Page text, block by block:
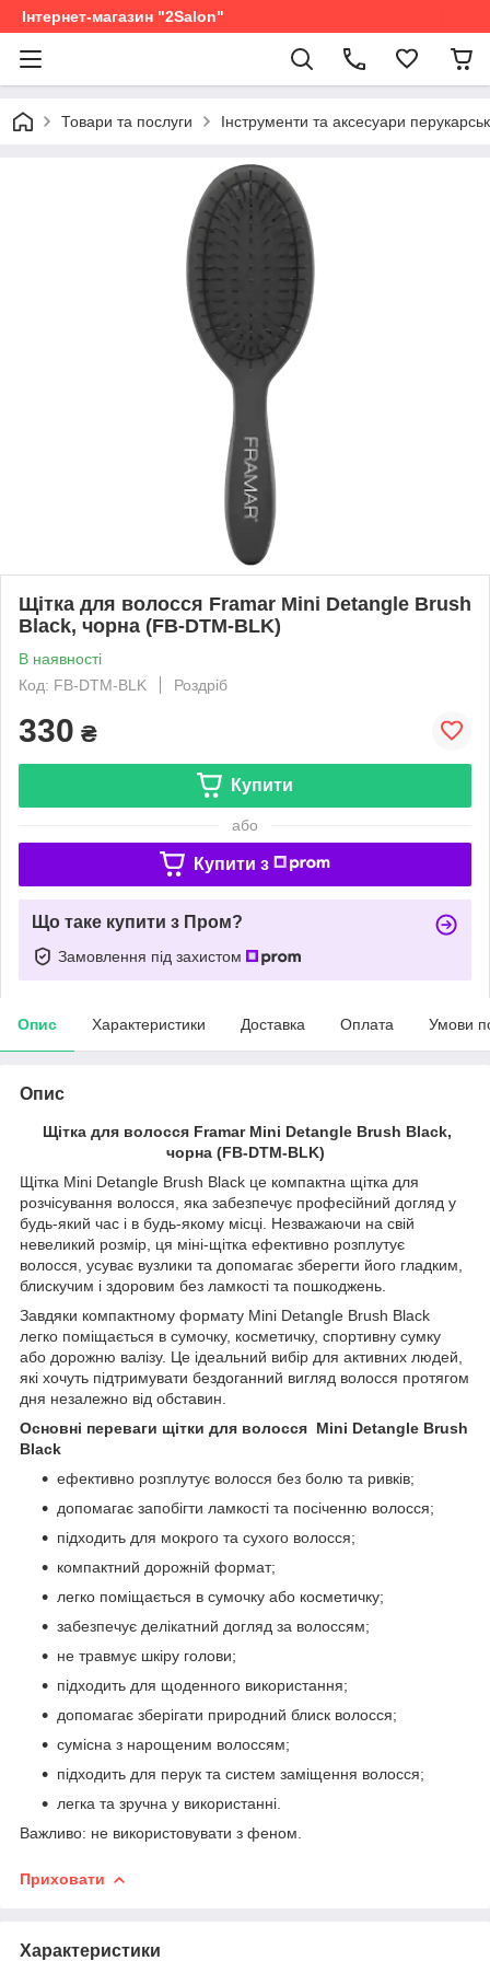
Інтернет-магазин "2Salon"
Товари та послуги Інструменти та аксесуари
Щітка для волосся Framar Mini Detangle Brush
Black, чорна (FB-DTM-BLK)
В наявності
Код: FB-DTM-BLK
Роздріб
330 ₴
Купити
або
Купити з
Що таке купити з Пром?
Замовлення під захистом
Опис Характеристики Доставка Оплата Умови
Опис
Щітка для волосся Framar Mini Detangle Brush Black,
чорна (FB-DTM-BLK)
Щітка Mini Detangle Brush Black це компактна щітка для
розчісування волосся, яка забезпечує професійний догляд у
будь-який час і в будь-якому місці. Незважаючи на свій
невеликий розмір, ця міні-щітка ефективно розплутує
волосся, усуває вузлики та допомагає зберегти його гладким,
блискучим і здоровим без ламкості та пошкоджень.
Завдяки компактному формату Mini Detangle Brush Black
легко поміщається в сумочку, косметичку, спортивну сумку
або дорожню валізу. Це ідеальний вибір для активних людей,
які хочуть підтримувати бездоганний вигляд волосся протягом
дня незалежно від обставин.
Основні переваги щітки для волосся Mini Detangle Brush
Black
ефективно розплутує волосся без болю та ривків;
допомагає запобігти ламкості та посіченню волосся;
підходить для мокрого та сухого волосся;
компактний дорожній формат;
легко поміщається в сумочку або косметичку;
забезпечує делікатний догляд за волоссям;
не травмує шкіру голови;
підходить для щоденного використання;
допомагає зберігати природний блиск волосся;
сумісна з нарощеним волоссям;
підходить для перук та систем заміщення волосся;
легка та зручна у використанні.
Важливо: не використовувати з феном.
Приховати
Характеристики